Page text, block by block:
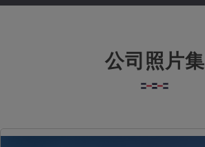
公司照片集